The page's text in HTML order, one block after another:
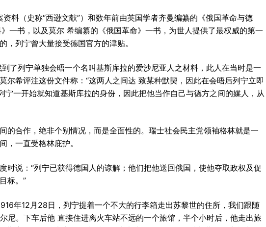
料（史称“西逊文献”）和数年前由英国学者齐曼编纂的《俄国革命与德
一书，以及莫尔 希编纂的《俄国革命》一书，为世人提供了最权威的第一
，列宁曾大量接受德国官方的津贴。
了列宁单独会晤一个名叫基斯库拉的爱沙尼亚人之材料，此人在当时是一
尔希评注这份文件称：“这两人之间达 致某种默契，因此在会晤后列宁立即
宁一开始就知道基斯库拉的身份，因此把他当作自己与德方之间的媒人，从
的合作，绝非个别情况，而是全面性的。瑞士社会民主党领袖格林就是一
，一直受格林庇护。
时说：“列宁已获得德国人的谅解；他们把他送回俄国，使他夺取政权及促
标。”
年12月28日，列宁提着一个不大的行李箱走出苏黎世的住所，我们跟随
尼。下车后他 直接住进离火车站不远的一个旅馆，半个小时后，他走出旅